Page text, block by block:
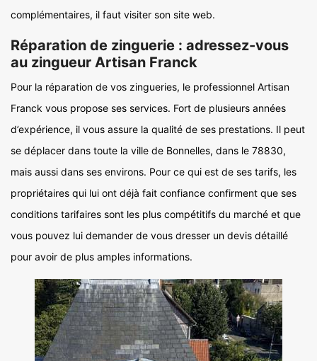
complémentaires, il faut visiter son site web.
Réparation de zinguerie : adressez-vous
au zingueur Artisan Franck
Pour la réparation de vos zingueries, le professionnel Artisan
Franck vous propose ses services. Fort de plusieurs années
d’expérience, il vous assure la qualité de ses prestations. Il peut
se déplacer dans toute la ville de Bonnelles, dans le 78830,
mais aussi dans ses environs. Pour ce qui est de ses tarifs, les
propriétaires qui lui ont déjà fait confiance confirment que ses
conditions tarifaires sont les plus compétitifs du marché et que
vous pouvez lui demander de vous dresser un devis détaillé
pour avoir de plus amples informations.